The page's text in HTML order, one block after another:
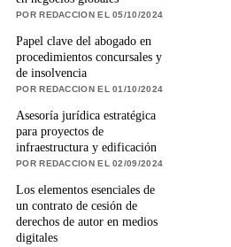
POR REDACCION EL 05/10/2024
Papel clave del abogado en
procedimientos concursales y
de insolvencia
POR REDACCION EL 01/10/2024
Asesoría jurídica estratégica
para proyectos de
infraestructura y edificación
POR REDACCION EL 02/09/2024
Los elementos esenciales de
un contrato de cesión de
derechos de autor en medios
digitales